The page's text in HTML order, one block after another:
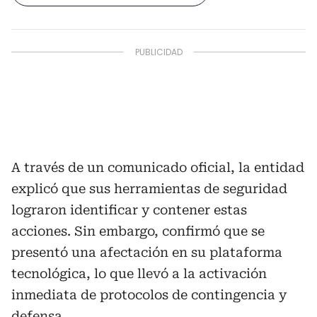
A través de un comunicado oficial, la entidad
explicó que sus herramientas de seguridad
lograron identificar y contener estas
acciones. Sin embargo, confirmó que se
presentó una afectación en su plataforma
tecnológica, lo que llevó a la activación
inmediata de protocolos de contingencia y